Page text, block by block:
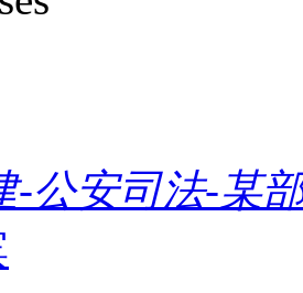
-公安司法-某